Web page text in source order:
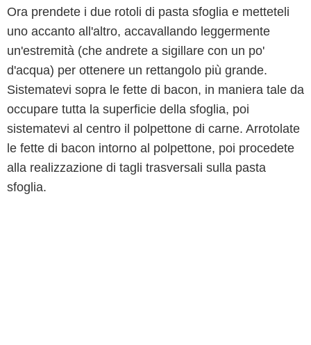
Ora prendete i due rotoli di pasta sfoglia e metteteli
uno accanto all'altro, accavallando leggermente
un'estremità (che andrete a sigillare con un po'
d'acqua) per ottenere un rettangolo più grande.
Sistematevi sopra le fette di bacon, in maniera tale da
occupare tutta la superficie della sfoglia, poi
sistematevi al centro il polpettone di carne. Arrotolate
le fette di bacon intorno al polpettone, poi procedete
alla realizzazione di tagli trasversali sulla pasta
sfoglia.